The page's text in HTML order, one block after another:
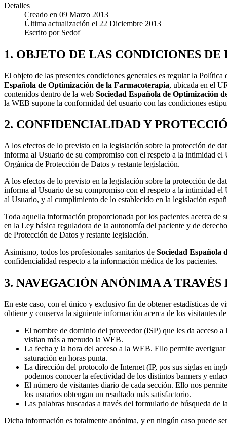
Detalles
Creado en 09 Marzo 2013
Última actualización el 22 Diciembre 2013
Escrito por Sedof
1. OBJETO DE LAS CONDICIONES
El objeto de las presentes condiciones generales es regular la
Española de Optimización de la Farmacoterapia, ubicada en el
contenidos dentro de la web Sociedad Española de Optimización
la WEB supone la conformidad del usuario con las condiciones
2. CONFIDENCIALIDAD Y
A los efectos de lo previsto en la legislación sobre la protección de
informa al Usuario de su compromiso con el respeto a la intimidad
Orgánica de Protección de Datos y restante legislación.
A los efectos de lo previsto en la legislación sobre la protección de
informa al Usuario de su compromiso con el respeto a la intimidad
al Usuario, y al cumplimiento de lo establecido en la legislación
Toda aquella información proporcionada por los pacientes acerca de
en la Ley básica reguladora de la autonomía del paciente y de
de Protección de Datos y restante legislación.
Asimismo, todos los profesionales sanitarios de Sociedad Española
confidencialidad respecto a la información médica de los pacientes.
3. NAVEGACIÓN ANÓNIMA A TRAVÉS
En este caso, con el único y exclusivo fin de obtener estadísticas de
obtiene y conserva la siguiente información acerca de los visitantes
El nombre de dominio del proveedor (ISP) que les da acceso
visitan más a menudo la WEB.
La fecha y la hora del acceso a la WEB. Ello permite
saturación en horas punta.
La dirección del protocolo de Internet (IP, pos sus siglas en
podemos conocer la efectividad de los distintos banners y
El número de visitantes diario de cada sección. Ello nos
los usuarios obtengan un resultado más satisfactorio.
Las palabras buscadas a través del formulario de búsqueda de
Dicha información es totalmente anónima, y en ningún caso puede